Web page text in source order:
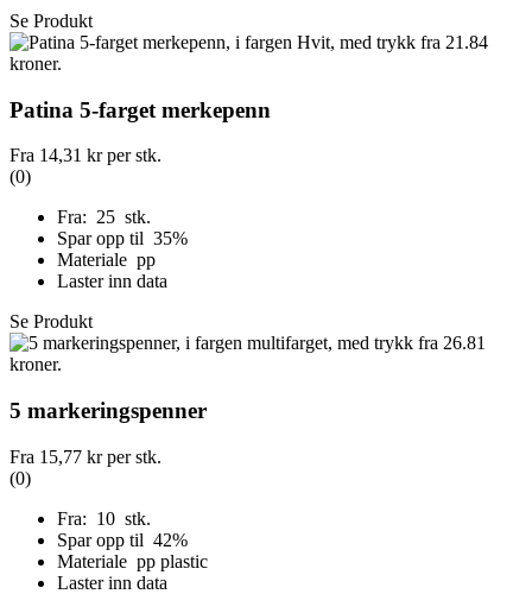
Se Produkt
Patina 5-farget merkepenn
Fra 14,31 krper stk.
(0)
Fra: 25 stk.
Spar opp til 35%
Materiale pp
Laster inn data
Se Produkt
5 markeringspenner
Fra 15,77 krper stk.
(0)
Fra: 10 stk.
Spar opp til 42%
Materiale pp plastic
Laster inn data